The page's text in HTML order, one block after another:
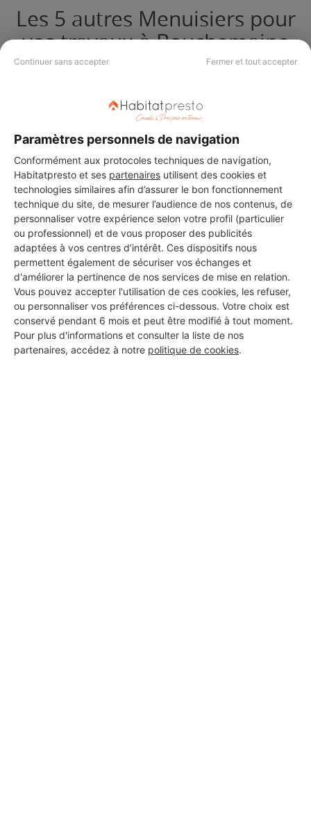
Continuer sans accepter Fermer et tout accepter
Paramètres personnels de navigation
Conformément aux protocoles techniques de navigation,
Habitatpresto et ses partenaires utilisent des cookies et
technologies similaires afin d’assurer le bon fonctionnement
technique du site, de mesurer l’audience de nos contenus, de
personnaliser votre expérience selon votre profil (particulier
ou professionnel) et de vous proposer des publicités
adaptées à vos centres d’intérêt. Ces dispositifs nous
permettent également de sécuriser vos échanges et
d'améliorer la pertinence de nos services de mise en relation.
Vous pouvez accepter l'utilisation de ces cookies, les refuser,
ou personnaliser vos préférences ci-dessous. Votre choix est
conservé pendant 6 mois et peut être modifié à tout moment.
Pour plus d'informations et consulter la liste de nos
partenaires, accédez à notre politique de cookies.
Les 5 autres Menuisiers pour
vos travaux à Bouchemaine
BESSONNEAU BRUNO
Bouchemaine
32 ans d'expérience
Voir sa fiche
Mdb Fast
Bouchemaine
2 projets acceptés
18 ans d'expérience